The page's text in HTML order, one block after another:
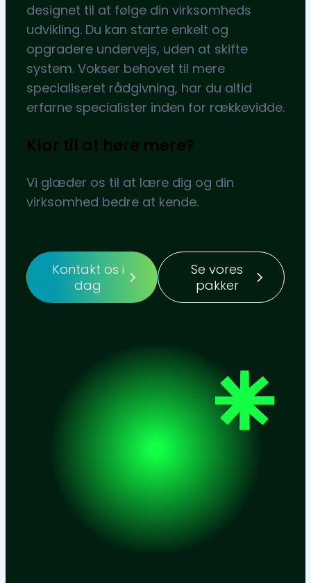
designet til at følge din virksomheds
udvikling. Du kan starte enkelt og
opgradere undervejs, uden at skifte
system. Vokser behovet til mere
specialiseret rådgivning, har du altid
erfarne specialister inden for rækkevidde.
Klar til at høre mere?
Vi glæder os til at lære dig og din
virksomhed bedre at kende.
Kontakt os i
dag
Se vores
pakker